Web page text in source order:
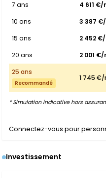
7 ans
4 611 €/
10 ans
3 387
15 ans
2 452
20 ans
2 001 €/
25 ans
Recommandé
1 745
* Simulation indicative hors
Connectez-vous pour
Investissement